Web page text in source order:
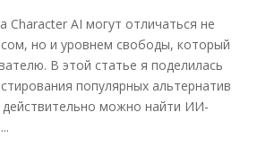
Character AI могут отличаться не
но и уровнем свободы, который
В этой статье я поделилась
популярных альтернатив
действительно можно найти ИИ-